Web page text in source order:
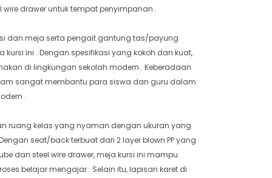
drawer untuk tempat penyimpanan .
dan meja serta pengait gantung tas/payung
kursi ini . Dengan spesifikasi yang kokoh dan kuat,
di lingkungan sekolah modern . Keberadaan
sangat membantu para siswa dan guru dalam
.
ruang kelas yang nyaman dengan ukuran yang
seat/back terbuat dari 2 layer blown PP yang
dan steel wire drawer, meja kursi ini mampu
belajar mengajar . Selain itu, lapisan karet di